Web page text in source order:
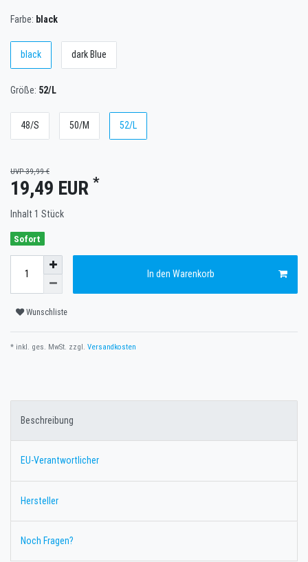
Farbe: black
black dark Blue
Größe: 52/L
48/S 50/M 52/L
UVP 39,99 €
19,49 EUR *
Inhalt 1 Stück
Sofort
In den Warenkorb
Wunschliste
* inkl. ges. MwSt. zzgl. Versandkosten
Beschreibung
EU-Verantwortlicher
Hersteller
Noch Fragen?